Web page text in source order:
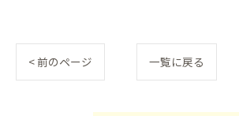
< 前のページ 一覧に戻る